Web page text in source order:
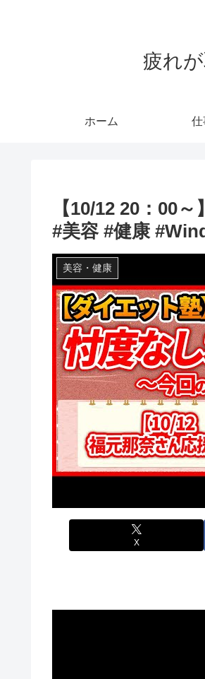
疲れ
ホーム 仕
【10/12 20：00
#美容 #健康
美容・健康
X